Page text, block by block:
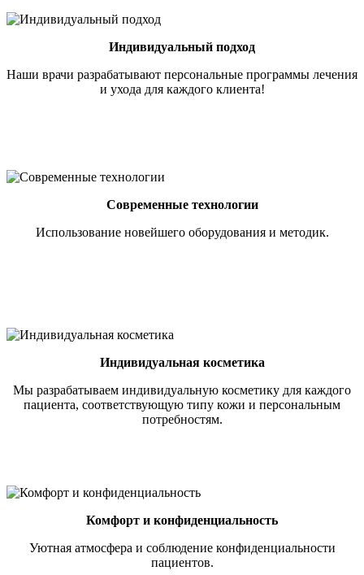
Индивидуальный подход
Наши врачи разрабатывают персональные программы лечения
и ухода для каждого клиента!
Современные технологии
Использование новейшего оборудования и методик.
Индивидуальная косметика
Мы разрабатываем индивидуальную косметику для каждого
пациента, соответствующую типу кожи и персональным
потребностям.
Комфорт и конфиденциальность
Уютная атмосфера и соблюдение конфиденциальности
пациентов.